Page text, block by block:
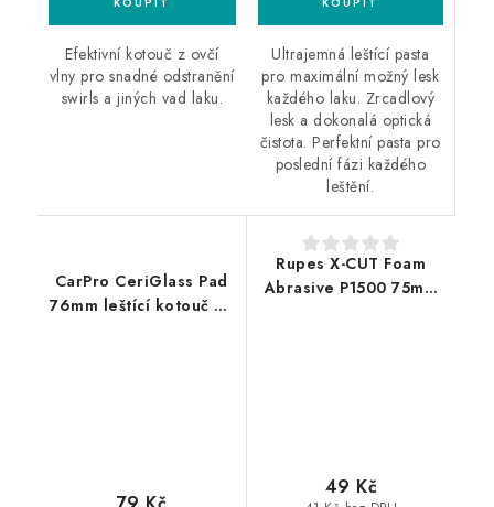
Efektivní kotouč z ovčí
vlny pro snadné odstranění
swirls a jiných vad laku.
Ultrajemná leštící pasta
pro maximální možný lesk
každého laku. Zrcadlový
lesk a dokonalá optická
čistota. Perfektní pasta pro
poslední fázi každého
leštění.
CarPro CeriGlass Pad
76mm leštící kotouč na
Rupes X-CUT Foam
Abrasive P1500 75mm
49 Kč